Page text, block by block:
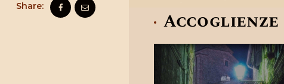
Share:
Accoglienze